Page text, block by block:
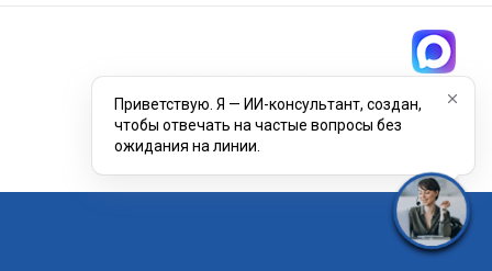
Приветствую. Я — ИИ-консультант, создан,
чтобы отвечать на частые вопросы без
ожидания на линии.